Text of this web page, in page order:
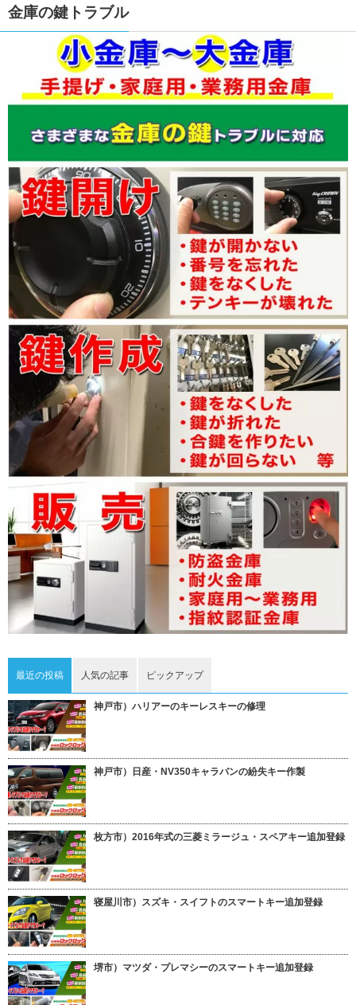
金庫の鍵トラブル
最近の投稿 人気の記事 ピックアップ
神戸市）ハリアーのキーレスキーの修理
神戸市）日産・NV350キャラバンの紛失キー作製
枚方市）2016年式の三菱ミラージュ・スペアキー追加登録
寝屋川市）スズキ・スイフトのスマートキー追加登録
堺市）マツダ・プレマシーのスマートキー追加登録